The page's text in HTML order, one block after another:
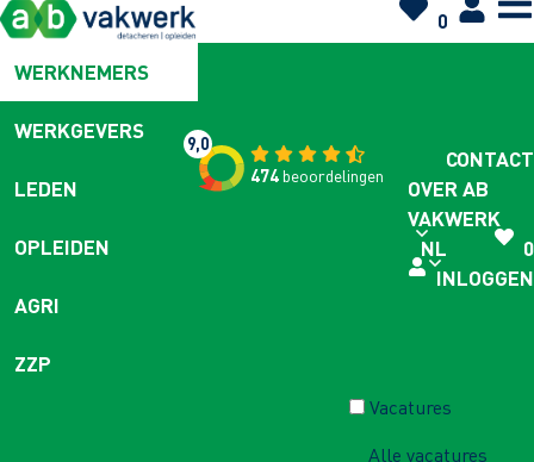
0
WERKNEMERS
WERKGEVERS
LEDEN
OPLEIDEN
AGRI
ZZP
9,0
474beoordelingen
CONTACT
OVER AB
VAKWERK
NL
0
INLOGGEN
Vacatures
Alle vacatures